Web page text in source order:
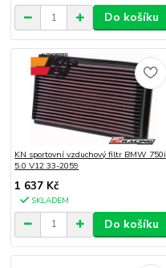
Do košíku
KN sportovní vzduchový filtr BMW 750i
5.0 V12 33-2059
1 637 Kč
SKLADEM
Do košíku